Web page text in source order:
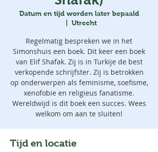
Datum en tijd worden later bepaald
Utrecht
Regelmatig bespreken we in het
Simonshuis een boek. Dit keer een boek
van Elif Shafak. Zij is in Turkije de best
verkopende schrijfster. Zij is betrokken
op onderwerpen als feminisme, soefisme,
xenofobie en religieus fanatisme.
Wereldwijd is dit boek een succes. Wees
welkom om aan te sluiten!
Tijd en locatie